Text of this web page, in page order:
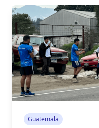
Guatemala